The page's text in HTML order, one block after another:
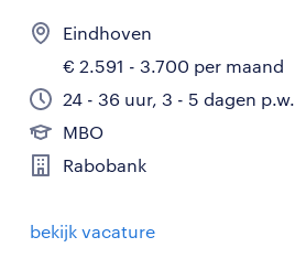
Eindhoven
€ 2.591 - 3.700 per maand
24 - 36 uur, 3 - 5 dagen p.w.
MBO
Rabobank
bekijk vacature